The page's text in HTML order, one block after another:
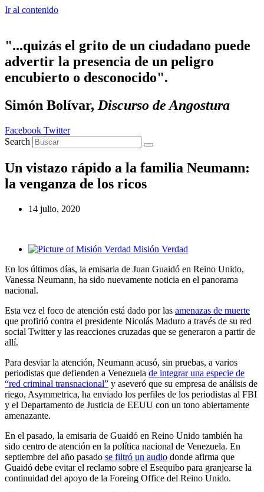
Ir al contenido
"...quizás el grito de un ciudadano puede
advertir la presencia de un peligro
encubierto o desconocido".
Simón Bolívar, Discurso de Angostura
Facebook Twitter
Search
Un vistazo rápido a la familia Neumann:
la venganza de los ricos
14 julio, 2020
Misión Verdad
En los últimos días, la emisaria de Juan Guaidó en Reino Unido,
Vanessa Neumann, ha sido nuevamente noticia en el panorama
nacional.
Esta vez el foco de atención está dado por las amenazas de muerte
que profirió contra el presidente Nicolás Maduro a través de su red
social Twitter y las reacciones cruzadas que se generaron a partir de
allí.
Para desviar la atención, Neumann acusó, sin pruebas, a varios
periodistas que defienden a Venezuela de integrar una especie de
“red criminal transnacional” y aseveró que su empresa de análisis de
riego, Asymmetrica, ha enviado los perfiles de los periodistas al FBI
y el Departamento de Justicia de EEUU con un tono abiertamente
amenazante.
En el pasado, la emisaria de Guaidó en Reino Unido también ha
sido centro de atención en la política nacional de Venezuela. En
septiembre del año pasado se filtró un audio donde afirma que
Guaidó debe evitar el reclamo sobre el Esequibo para granjearse la
continuidad del apoyo de la Foreing Office del Reino Unido.